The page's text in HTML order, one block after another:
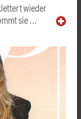
wieder
sie …